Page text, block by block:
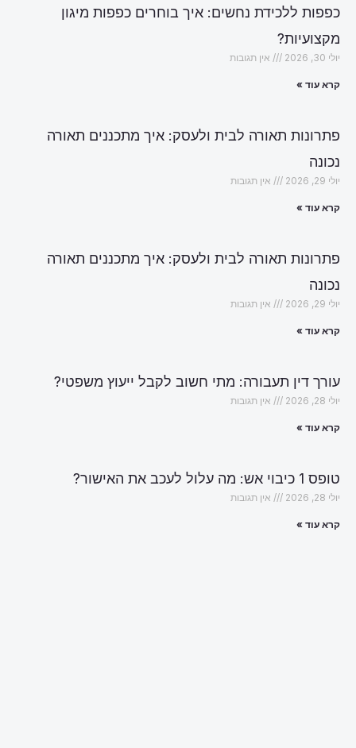
כפפות ללכידת נחשים: איך בוחרים כפפות מיגון
מקצועיות?
יולי 30, 2026 אין תגובות
קרא עוד »
פתרונות תאורה לבית ולעסק: איך מתכננים תאורה
נכונה
יולי 29, 2026 אין תגובות
קרא עוד »
פתרונות תאורה לבית ולעסק: איך מתכננים תאורה
נכונה
יולי 29, 2026 אין תגובות
קרא עוד »
עורך דין תעבורה: מתי חשוב לקבל ייעוץ משפטי?
יולי 28, 2026 אין תגובות
קרא עוד »
טופס 1 כיבוי אש: מה עלול לעכב את האישור?
יולי 28, 2026 אין תגובות
קרא עוד »